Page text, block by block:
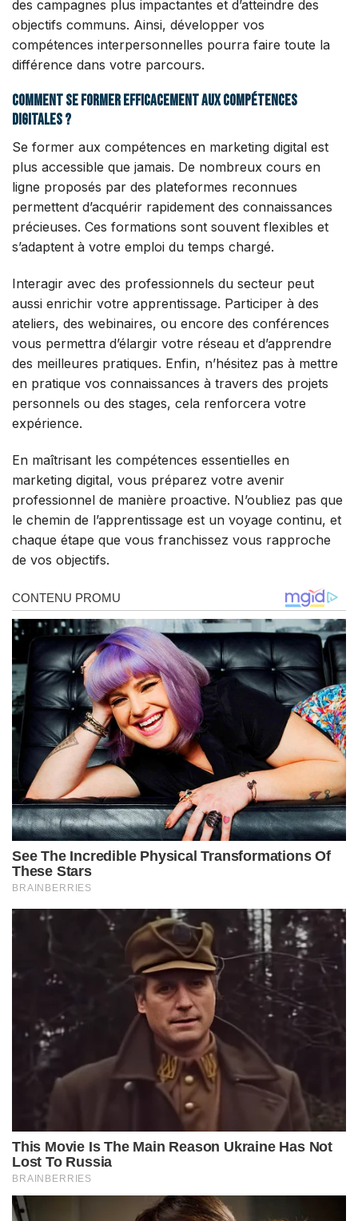
des campagnes plus impactantes et d’atteindre des
objectifs communs. Ainsi, développer vos
compétences interpersonnelles pourra faire toute la
différence dans votre parcours.
Comment se former efficacement aux compétences
digitales ?
Se former aux compétences en marketing digital est
plus accessible que jamais. De nombreux cours en
ligne proposés par des plateformes reconnues
permettent d’acquérir rapidement des connaissances
précieuses. Ces formations sont souvent flexibles et
s’adaptent à votre emploi du temps chargé.
Interagir avec des professionnels du secteur peut
aussi enrichir votre apprentissage. Participer à des
ateliers, des webinaires, ou encore des conférences
vous permettra d’élargir votre réseau et d’apprendre
des meilleures pratiques. Enfin, n’hésitez pas à mettre
en pratique vos connaissances à travers des projets
personnels ou des stages, cela renforcera votre
expérience.
En maîtrisant les compétences essentielles en
marketing digital, vous préparez votre avenir
professionnel de manière proactive. N’oubliez pas que
le chemin de l’apprentissage est un voyage continu, et
chaque étape que vous franchissez vous rapproche
de vos objectifs.